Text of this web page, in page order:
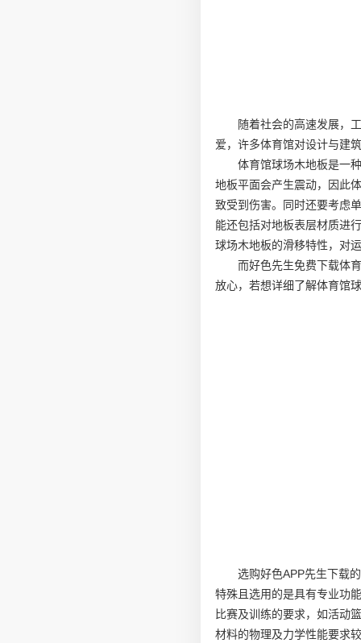
随着社会的高速发展，
爱，许多体育馆对设计与建
体育馆球场木地板是一
地板平面会产生震动，因此
致受到伤害。同时还要考虑
能还包括对地板表层材质进
球场木地板的滑移特性，对
而好色先生免费下载体
放心，若想详细了解体育馆
选购好色APP先生下载
特殊且选用的是具有专业功
比赛及训练的要求，如活动
材料的物理及力学性能要求